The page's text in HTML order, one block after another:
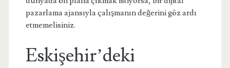
pazarlama ajansıyla çalışmanın değerini göz ardı
etmemelisiniz.
Eskişehir’deki